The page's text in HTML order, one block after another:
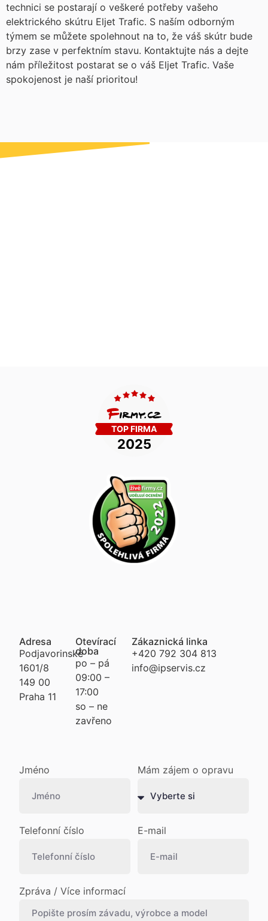
technici se postarají o veškeré potřeby vašeho
elektrického skútru Eljet Trafic. S naším odborným
týmem se můžete spolehnout na to, že váš skútr bude
brzy zase v perfektním stavu. Kontaktujte nás a dejte
nám příležitost postarat se o váš Eljet Trafic. Vaše
spokojenost je naší prioritou!
Adresa
Podjavorinské
1601/8
149 00
Praha 11
Otevírací
doba
po – pá
09:00 –
17:00
so – ne
zavřeno
Zákaznická linka
+420 792 304 813
info@ipservis.cz
Jméno Mám zájem o opravu
Telefonní číslo E-mail
Zpráva / Více informací